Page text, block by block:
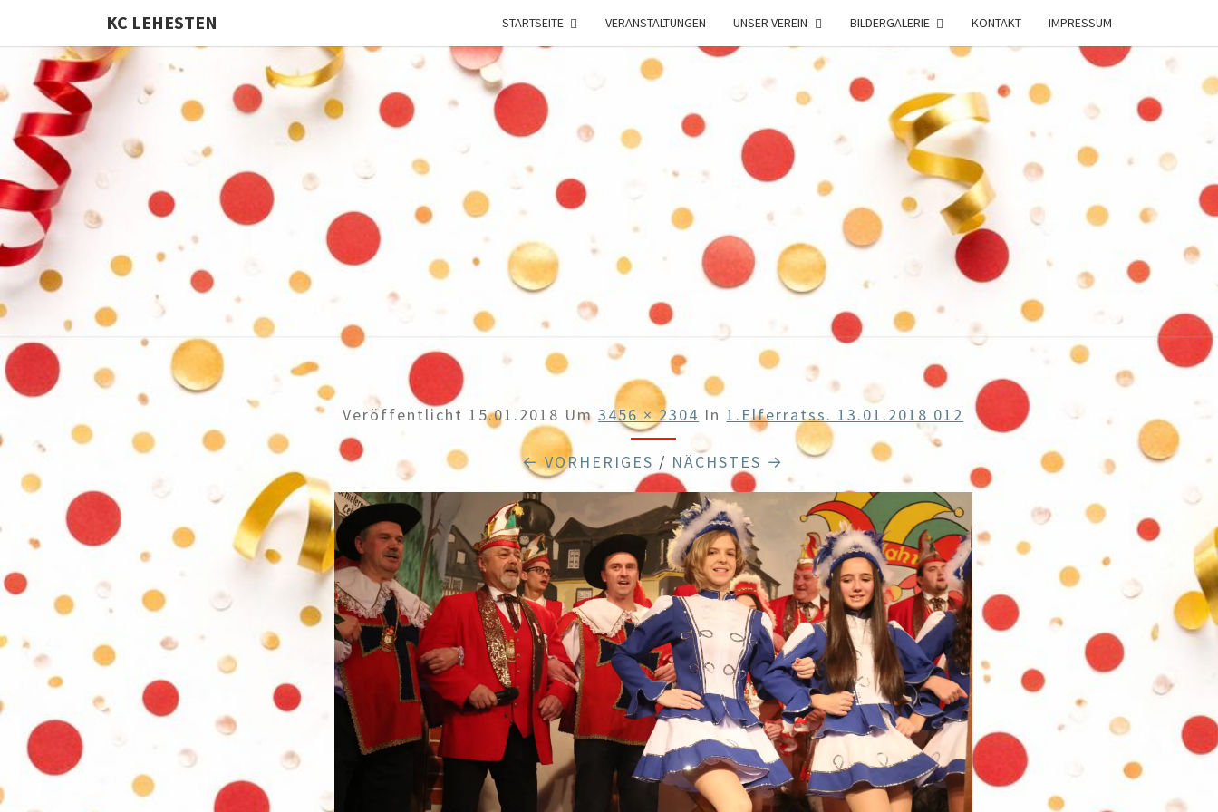
KC LEHESTEN STARTSEITE VERANSTALTUNGEN UNSER VEREIN BILDERGALERIE KONTAKT IMPRESSUM
KC
LEHESTEN
Lehesten
Veröffentlicht 15.01.2018 Um3456 × 2304 In 1.Elferratss. 13.01.2018 012
← VORHERIGES / NÄCHSTES →